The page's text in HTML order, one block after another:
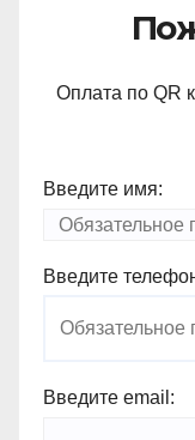
Оплата по QR
Введите имя:
Введите
Введите email: